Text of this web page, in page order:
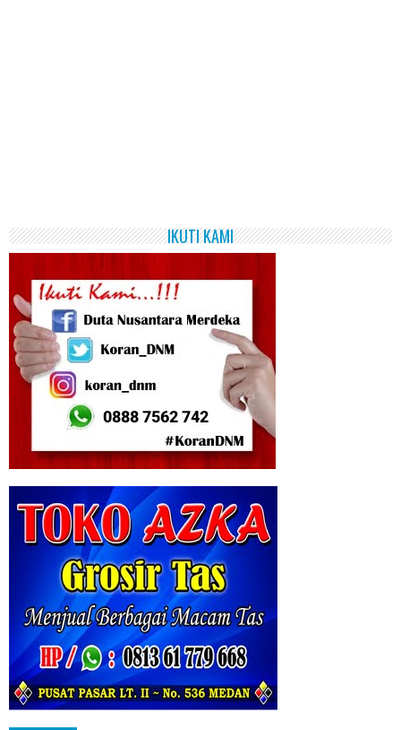
IKUTI KAMI